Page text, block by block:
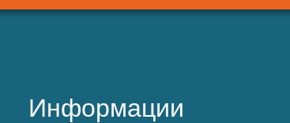
Информации